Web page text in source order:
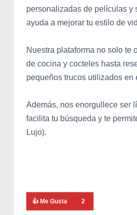
personalizadas de películas y
ayuda a mejorar tu estilo de
Nuestra plataforma no solo te
de cocina y cocteles hasta
pequeños trucos utilizados
Además, nos enorgullece ser
facilita tu búsqueda y te
Lujo).
👍 Me Gusta 2